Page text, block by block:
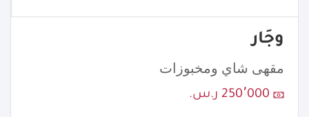
وجَار
مقهى شاي ومخبوزات
250٬000 ر.س.